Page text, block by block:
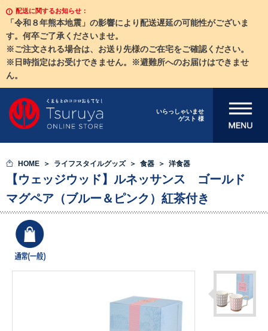
配送に関するお知らせ：
「令和８年熊本地震」の影響により配送遅延の可能性がございま
す。何卒ご了承くださいませ。
※ご注文される場合は、お送り先様のご在宅をご確認ください。
※日時指定はお受けできません。※避難所へのお届けはできませ
ん。
いらっしゃいませ
ゲスト 様
メニューを開
HOME ライフスタイルグッズ 食器 洋食器
【ウェッジウッド】ルネッサンス ゴールド
マグペア（ブルー＆ピンク）紅茶付き